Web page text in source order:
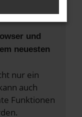
zu beheben.
und
neuesten
nur ein
auch
Funktionen